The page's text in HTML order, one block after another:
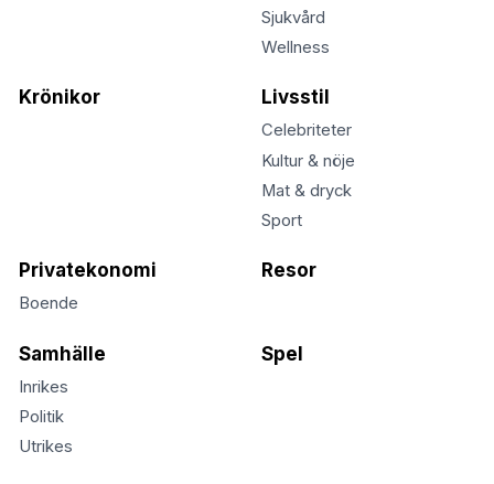
Sjukvård
Wellness
Krönikor Livsstil
Celebriteter
Kultur & nöje
Mat & dryck
Sport
Privatekonomi
Boende
Resor
Samhälle
Inrikes
Politik
Utrikes
Spel